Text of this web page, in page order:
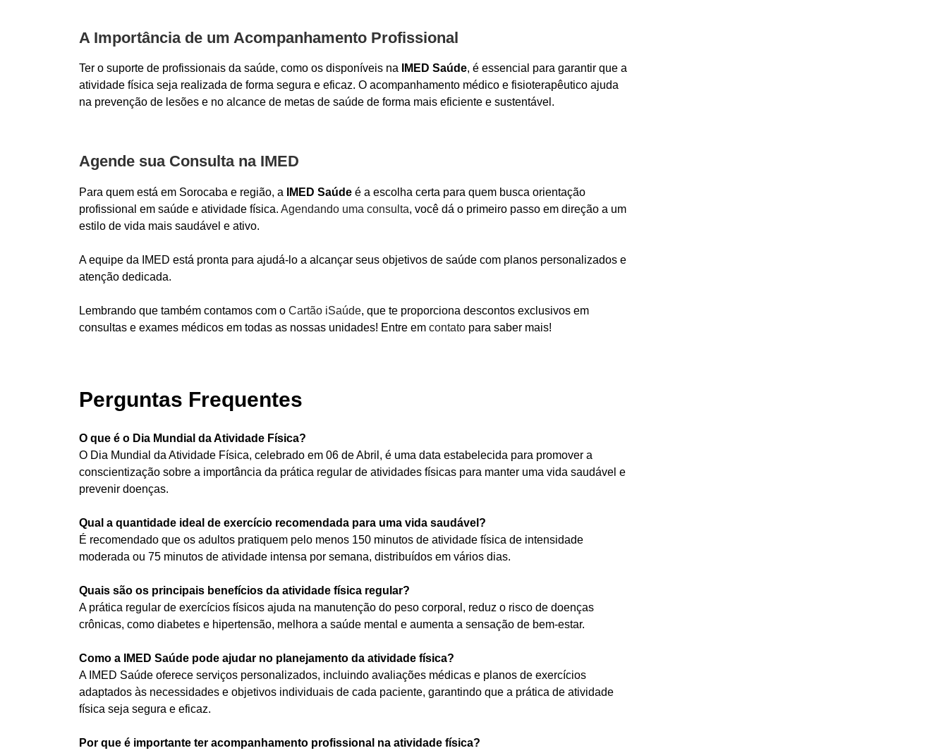
A Importância de um Acompanhamento Profissional
Ter o suporte de profissionais da saúde, como os disponíveis na IMED Saúde, é essencial para garantir que a
atividade física seja realizada de forma segura e eficaz. O acompanhamento médico e fisioterapêutico ajuda
na prevenção de lesões e no alcance de metas de saúde de forma mais eficiente e sustentável.
Agende sua Consulta na IMED
Para quem está em Sorocaba e região, a IMED Saúde é a escolha certa para quem busca orientação
profissional em saúde e atividade física. Agendando uma consulta, você dá o primeiro passo em direção a um
estilo de vida mais saudável e ativo.
A equipe da IMED está pronta para ajudá-lo a alcançar seus objetivos de saúde com planos personalizados e
atenção dedicada.
Lembrando que também contamos com o Cartão iSaúde, que te proporciona descontos exclusivos em
consultas e exames médicos em todas as nossas unidades! Entre em contato para saber mais!
Perguntas Frequentes
O que é o Dia Mundial da Atividade Física?
O Dia Mundial da Atividade Física, celebrado em 06 de Abril, é uma data estabelecida para promover a
conscientização sobre a importância da prática regular de atividades físicas para manter uma vida saudável e
prevenir doenças.
Qual a quantidade ideal de exercício recomendada para uma vida saudável?
É recomendado que os adultos pratiquem pelo menos 150 minutos de atividade física de intensidade
moderada ou 75 minutos de atividade intensa por semana, distribuídos em vários dias.
Quais são os principais benefícios da atividade física regular?
A prática regular de exercícios físicos ajuda na manutenção do peso corporal, reduz o risco de doenças
crônicas, como diabetes e hipertensão, melhora a saúde mental e aumenta a sensação de bem-estar.
Como a IMED Saúde pode ajudar no planejamento da atividade física?
A IMED Saúde oferece serviços personalizados, incluindo avaliações médicas e planos de exercícios
adaptados às necessidades e objetivos individuais de cada paciente, garantindo que a prática de atividade
física seja segura e eficaz.
Por que é importante ter acompanhamento profissional na atividade física?